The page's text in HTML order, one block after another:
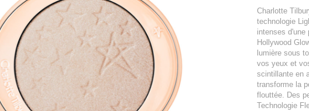
Charlotte
technologie
intenses d'une
Hollywood
lumière sous
vos yeux et
scintillante en
transforme la
flouttée. Des
Technologie